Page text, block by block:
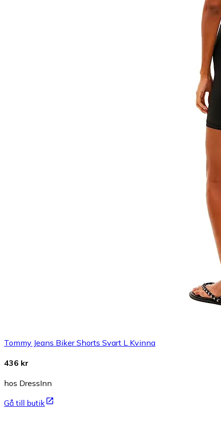
Tommy Jeans Biker Shorts Svart L Kvinna
436 kr
hos DressInn
Gå till butik